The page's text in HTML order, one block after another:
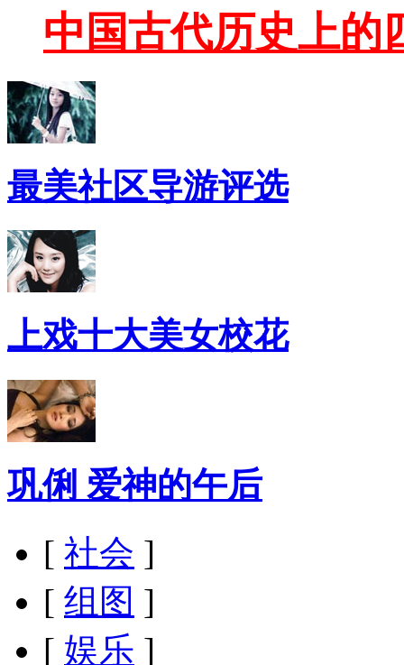
中国古代历史上的
最美社区导游评选
上戏十大美女校花
巩俐 爱神的午后
[ 社会 ]
[ 组图 ]
[ 娱乐 ]